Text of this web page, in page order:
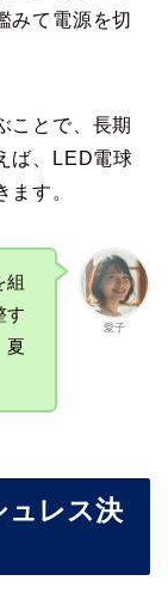
みて電源を切
ことで、長期
ば、LED電球
す。
愛子
組
す
夏
ュレス決